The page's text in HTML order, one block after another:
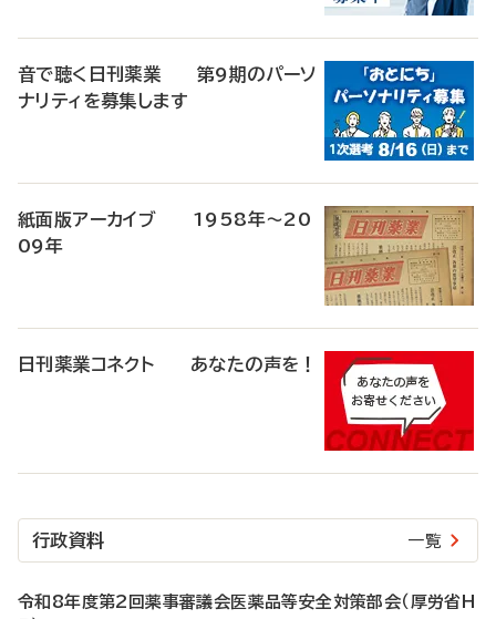
音で聴く日刊薬業 第9期のパーソ
ナリティを募集します
紙面版アーカイブ 1958年～20
09年
日刊薬業コネクト あなたの声を！
行政資料 一覧
令和8年度第2回薬事審議会医薬品等安全対策部会（厚労省H